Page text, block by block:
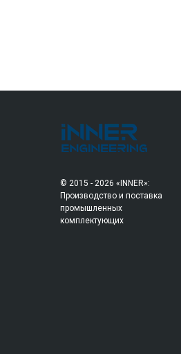
© 2015 - 2026 «INNER»:
Производство и поставка
промышленных
комплектующих